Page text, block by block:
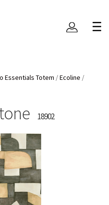
Essentials Totem /Ecoline /
18902